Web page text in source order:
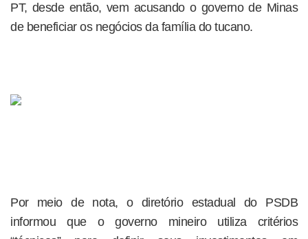
PT, desde então, vem acusando o governo de Minas
de beneficiar os negócios da família do tucano.
Por meio de nota, o diretório estadual do PSDB
informou que o governo mineiro utiliza critérios